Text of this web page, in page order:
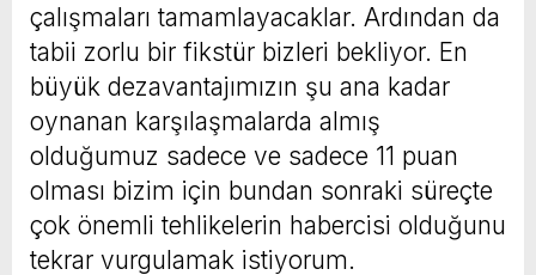
çalışmaları tamamlayacaklar. Ardından da
tabii zorlu bir fikstür bizleri bekliyor. En
büyük dezavantajımızın şu ana kadar
oynanan karşılaşmalarda almış
olduğumuz sadece ve sadece 11 puan
olması bizim için bundan sonraki süreçte
çok önemli tehlikelerin habercisi olduğunu
tekrar vurgulamak istiyorum.